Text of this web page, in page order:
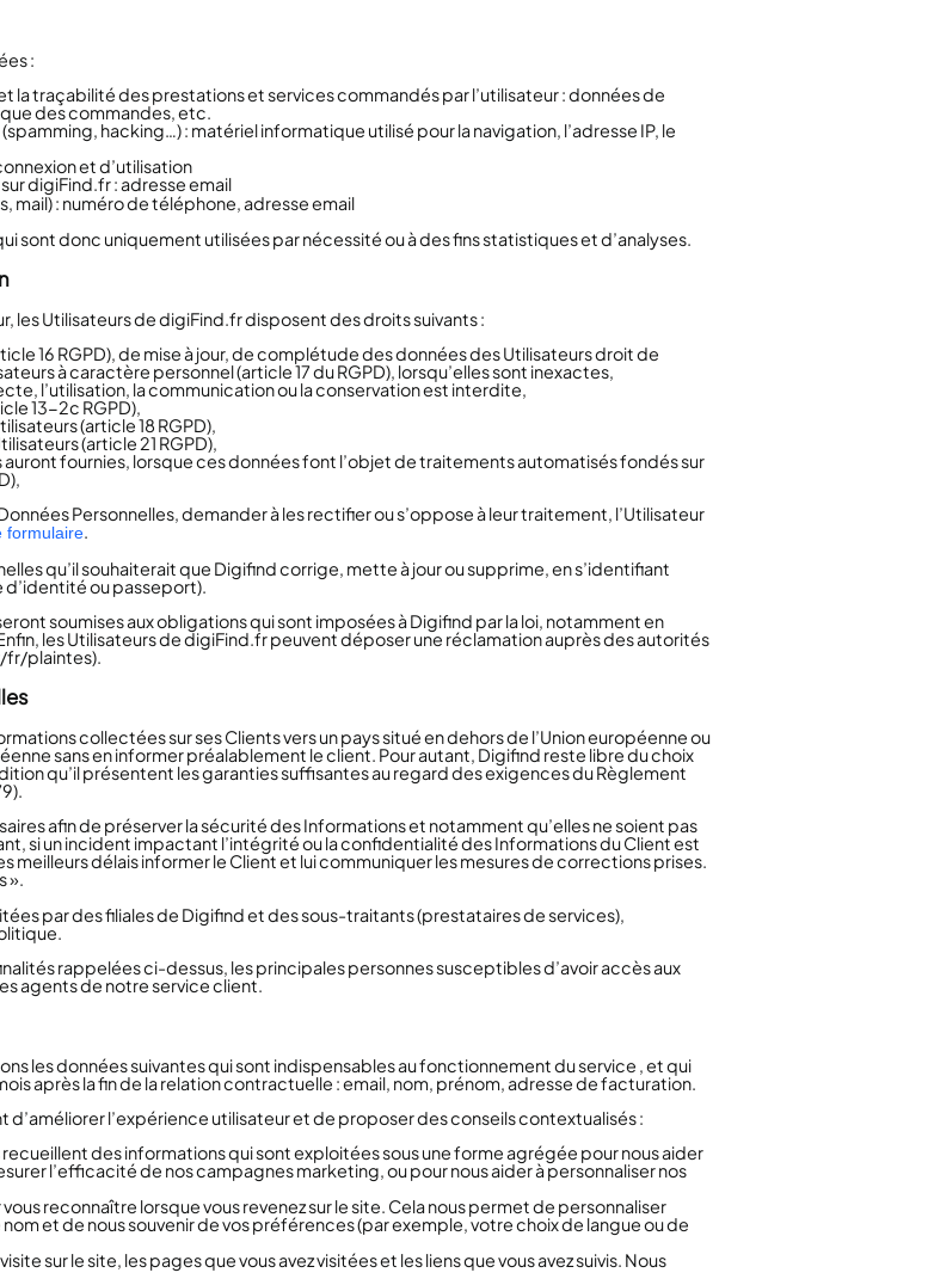
:
la traçabilité des prestations et services commandés par l’utilisateur : données de
des commandes, etc.
hacking…) : matériel informatique utilisé pour la navigation, l’adresse IP, le
et d’utilisation
digiFind.fr : adresse email
mail) : numéro de téléphone, adresse email
sont donc uniquement utilisées par nécessité ou à des fins statistiques et d’analyses.
les Utilisateurs de digiFind.fr disposent des droits suivants :
16 RGPD), de mise à jour, de complétude des données des Utilisateurs droit de
à caractère personnel (article 17 du RGPD), lorsqu’elles sont inexactes,
l’utilisation, la communication ou la conservation est interdite,
13-2c RGPD),
(article 18 RGPD),
(article 21 RGPD),
fournies, lorsque ces données font l’objet de traitements automatisés fondés sur
Personnelles, demander à les rectifier ou s’oppose à leur traitement, l’Utilisateur
formulaire.
qu’il souhaiterait que Digifind corrige, mette à jour ou supprime, en s’identifiant
ou passeport).
soumises aux obligations qui sont imposées à Digifind par la loi, notamment en
les Utilisateurs de digiFind.fr peuvent déposer une réclamation auprès des autorités
fr/plaintes).
collectées sur ses Clients vers un pays situé en dehors de l’Union européenne ou
sans en informer préalablement le client. Pour autant, Digifind reste libre du choix
qu’il présentent les garanties suffisantes au regard des exigences du Règlement
afin de préserver la sécurité des Informations et notamment qu’elles ne soient pas
si un incident impactant l’intégrité ou la confidentialité des Informations du Client est
meilleurs délais informer le Client et lui communiquer les mesures de corrections prises.
».
par des filiales de Digifind et des sous-traitants (prestataires de services),
rappelées ci-dessus, les principales personnes susceptibles d’avoir accès aux
agents de notre service client.
les données suivantes qui sont indispensables au fonctionnement du service , et qui
après la fin de la relation contractuelle : email, nom, prénom, adresse de facturation.
l’expérience utilisateur et de proposer des conseils contextualisés :
des informations qui sont exploitées sous une forme agrégée pour nous aider
l’efficacité de nos campagnes marketing, ou pour nous aider à personnaliser nos
reconnaître lorsque vous revenez sur le site. Cela nous permet de personnaliser
et de nous souvenir de vos préférences (par exemple, votre choix de langue ou de
sur le site, les pages que vous avez visitées et les liens que vous avez suivis. Nous